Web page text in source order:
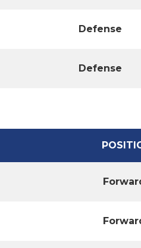
Defense
Defense